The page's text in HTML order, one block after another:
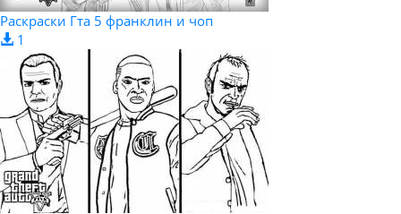
Раскраски Гта 5 франклин и чоп
1